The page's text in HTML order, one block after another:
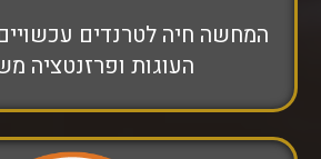
המחשה חיה לטרנדים
העוגות ופרזנטציה